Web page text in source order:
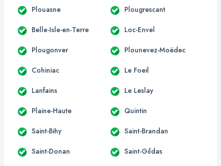
Plouasne Plougrescant
Belle-Isle-en-Terre Loc-Envel
Plougonver Plounevez-Moëdec
Cohiniac Le Foeil
Lanfains Le Leslay
Plaine-Haute Quintin
Saint-Bihy Saint-Brandan
Saint-Donan Saint-Gildas